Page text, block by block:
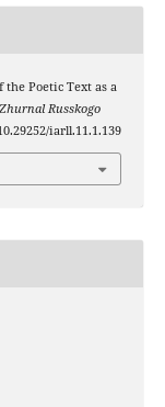
Poetic Text as a
Russkogo
iarll.11.1.139